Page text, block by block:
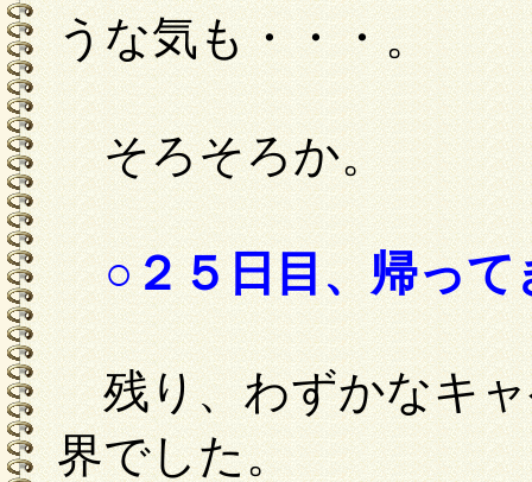
うな気も・・・。
そろそろか。
○２５日目、帰っ
残り、わずかなキャ
界でした。